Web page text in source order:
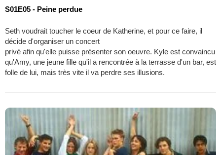
S01E05 - Peine perdue
Seth voudrait toucher le coeur de Katherine, et pour ce faire, il
décide d'organiser un concert
privé afin qu'elle puisse présenter son oeuvre. Kyle est convaincu
qu'Amy, une jeune fille qu'il a rencontrée à la terrasse d'un bar, est
folle de lui, mais très vite il va perdre ses illusions.